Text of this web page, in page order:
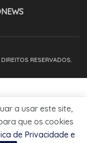
RESERVADOS.
a usar este site,
que os cookies
de Privacidade e